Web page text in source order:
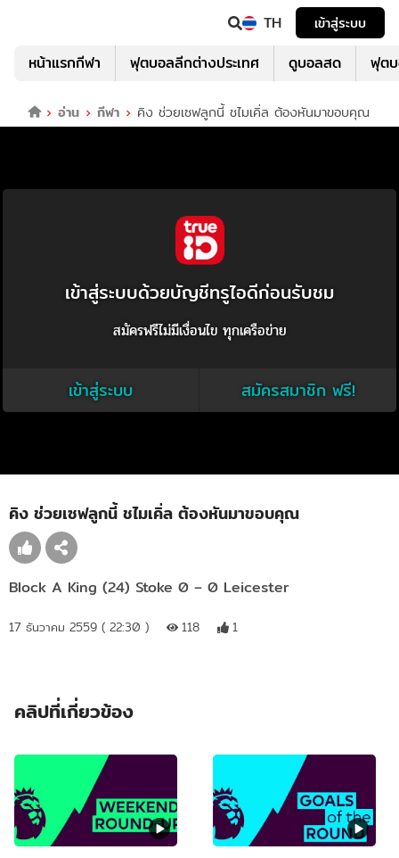
TH เข้าสู่ระบบ
หน้าแรกกีฬา ฟุตบอลลีกต่างประเทศ ดูบอลสด ฟุต
อ่าน กีฬา คิง ช่วยเซฟลูกนี้ ชไมเคิ่ล ต้องหันมาขอบคุณ
เข้าสู่ระบบด้วยบัญชีทรูไอดีก่อนรับชม
สมัครฟรีไม่มีเงื่อนไข ทุกเครือข่าย
เข้าสู่ระบบ สมัครสมาชิก ฟรี!
คิง ช่วยเซฟลูกนี้ ชไมเคิ่ล ต้องหันมาขอบคุณ
Block A King (24) Stoke 0 – 0 Leicester
17 ธันวาคม 2559 ( 22:30 ) 118 1
คลิปที่เกี่ยวข้อง